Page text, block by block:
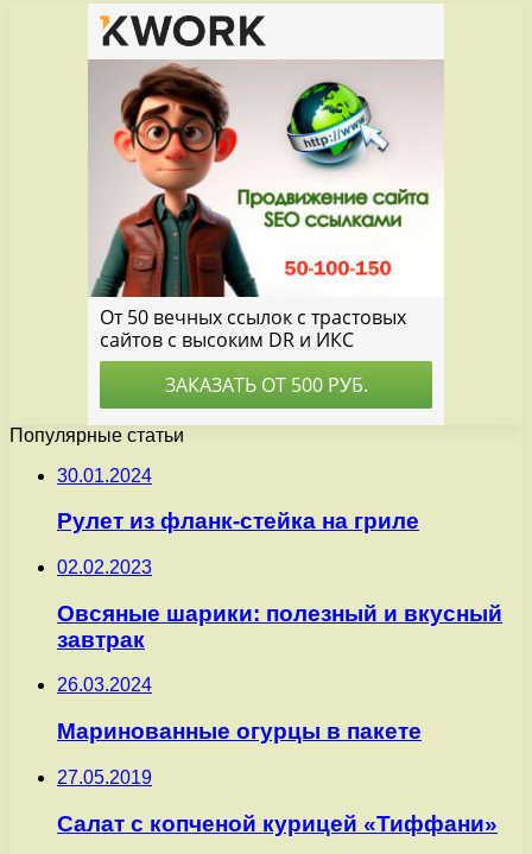
Популярные статьи
30.01.2024
Рулет из фланк-стейка на гриле
02.02.2023
Овсяные шарики: полезный и вкусный
завтрак
26.03.2024
Маринованные огурцы в пакете
27.05.2019
Салат с копченой курицей «Тиффани»